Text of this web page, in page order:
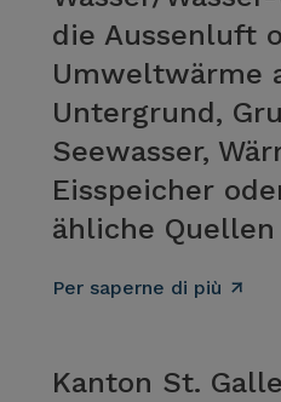
die Aussenluft
Umweltwärme
Untergrund,
Seewasser,
Eisspeicher
ähliche
Per saperne di più
Kanton St.